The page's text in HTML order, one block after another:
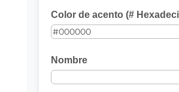
Color de acento (#
Nombre